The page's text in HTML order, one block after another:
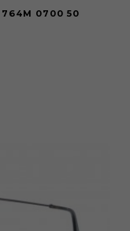
764M 0700 50